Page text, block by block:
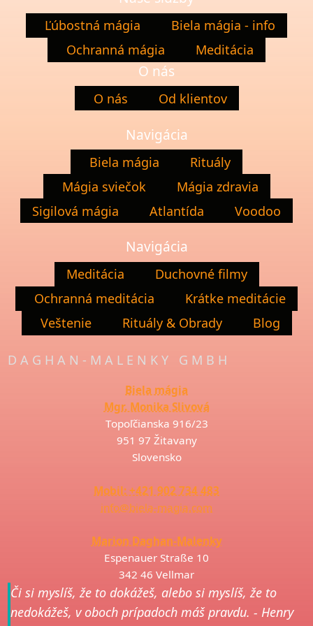
Ľúbostná mágia
Biela mágia - info
Ochranná mágia
Meditácia
O nás
O nás Od klientov
Navigácia
Biela mágia
Rituály
Mágia sviečok
Mágia zdravia
Sigilová mágia
Atlantída Voodoo
Navigácia
Meditácia
Duchovné filmy
Ochranná meditácia
Krátke meditácie
Veštenie
Rituály & Obrady Blog
DAGHAN-MALENKY GMBH
Biela mágia
Mgr. Monika Slivová
Topoľčianska 916/23
951 97 Žitavany
Slovensko
Mobil: +421 902 734 483
info@biela-magia.com
Marion Daghan-Malenky
Espenauer Straße 10
342 46 Vellmar
Či si myslíš, že to dokážeš, alebo si myslíš, že to
nedokážeš, v oboch prípadoch máš pravdu. - Henry